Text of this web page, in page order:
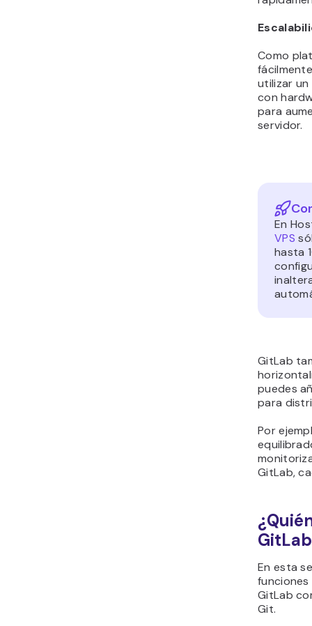
Como
utilizar
con
para
servidor.
En
VPS
hasta
GitLab
puedes
para
Por
GitLab,
En esta
funciones
GitLab
Git.